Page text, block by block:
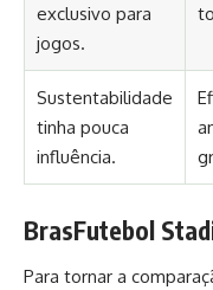
exclusivo para
jogos.
Sustentabilidade
tinha pouca
influência.
BrasFutebol
Para tornar a